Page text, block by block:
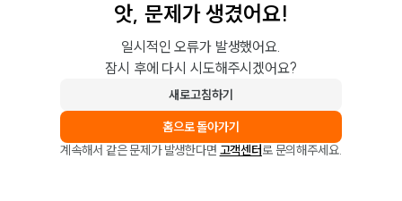
앗, 문제가 생겼어요!
일시적인 오류가 발생했어요.
잠시 후에 다시 시도해주시겠어요?
새로고침하기
홈으로 돌아가기
계속해서 같은 문제가 발생한다면 고객센터로 문의해주세요.